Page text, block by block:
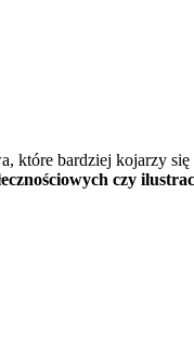
które bardziej kojarzy
czy